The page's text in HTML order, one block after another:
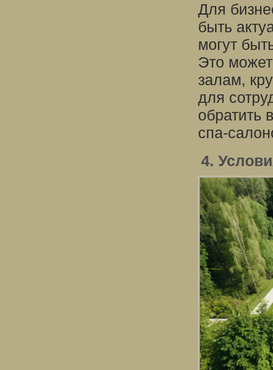
Для
быть
могут
Это
залам,
для
обратить
спа-
4.